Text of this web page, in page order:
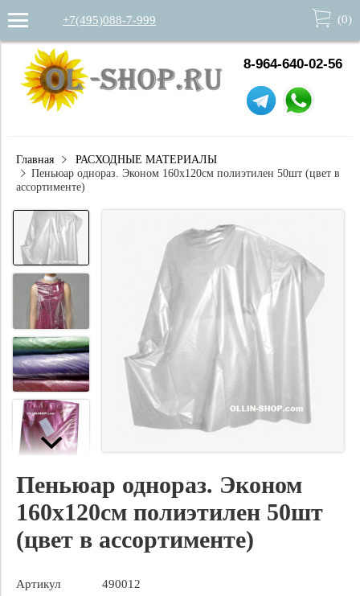
+7(495)088-7-999 (0)
8-964-640-02-56
Главная
РАСХОДНЫЕ МАТЕРИАЛЫ
Пеньюар однораз. Эконом 160х120cм полиэтилен 50шт (цвет в
ассортименте)
Пеньюар однораз. Эконом
160х120cм полиэтилен 50шт
(цвет в ассортименте)
Артикул 490012